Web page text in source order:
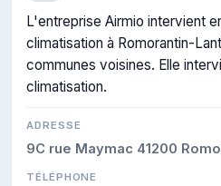
L'entreprise Airmio intervient
climatisation à Romorantin-
communes voisines. Elle
climatisation.
ADRESSE
9C rue Maymac 41200
TÉLÉPHONE